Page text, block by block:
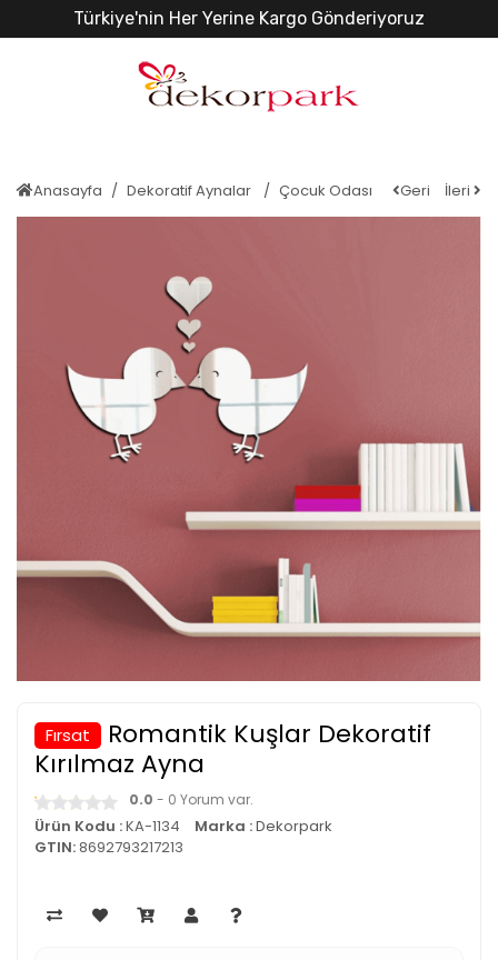
Türkiye'nin Her Yerine Kargo Gönderiyoruz
Anasayfa Dekoratif Aynalar Çocuk Odası Geri İleri
Fırsat
Romantik Kuşlar Dekoratif
Kırılmaz Ayna
0.0 - 0 Yorum var.
Ürün Kodu :KA-1134 Marka :Dekorpark
GTIN:8692793217213